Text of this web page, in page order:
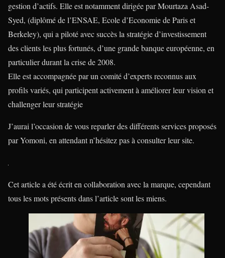
gestion d’actifs. Elle est notamment dirigée par Mourtaza Asad-
Syed, (diplômé de l’ENSAE, Ecole d’Economie de Paris et
Berkeley), qui a piloté avec succès la stratégie d’investissement
des clients les plus fortunés, d’une grande banque européenne, en
particulier durant la crise de 2008.
Elle est accompagnée par un comité d’experts reconnus aux
profils variés, qui participent activement à améliorer leur vision et
challenger leur stratégie
J’aurai l’occasion de vous reparler des différents services proposés
par Yomoni, en attendant n’hésitez pas à consulter leur site.
Cet article a été écrit en collaboration avec la marque, cependant
tous les mots présents dans l’article sont les miens.